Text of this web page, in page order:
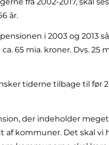
år.
i 2003 og 2013
65 mia. kroner. Dvs. 25
tiderne tilbage til før
der indeholder
kommuner. Det skal vi